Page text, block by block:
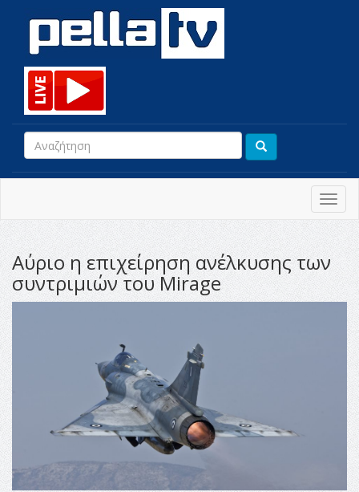
Αύριο η επιχείρηση ανέλκυσης των
συντριμιών του Mirage